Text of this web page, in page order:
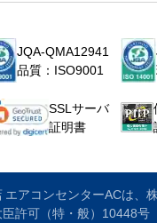
JQA-QMA12941
品質：ISO9001
SSLサーバ
証明書
アコンセンターACは、
許可（特・般）10448号